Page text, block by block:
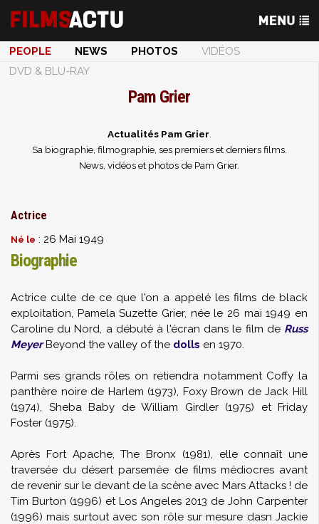
PEOPLE NEWS PHOTOS
VIDÉOS
DVD & BLU-RAY
Pam Grier
Actualités Pam Grier
Sa biographie, filmographie, ses premiers et derniers films.
News, vidéos et photos de Pam Grier.
Actrice
Né le : 26 Mai 1949
Biographie
Actrice culte de ce que l'on a appelé les films de black
exploitation, Pamela Suzette Grier, née le 26 mai 1949 en
Caroline du Nord, a débuté à l'écran dans le film de Russ
MeyerBeyond the valley of the dolls en 1970.
Parmi ses grands rôles on retiendra notamment Coffy la
panthère noire de Harlem (1973), Foxy Brown de Jack Hill
(1974), Sheba Baby de William Girdler (1975) et Friday
Foster (1975).
Après Fort Apache, The Bronx (1981), elle connaît une
traversée du désert parsemée de films médiocres avant
de revenir sur le devant de la scène avec Mars Attacks ! de
Tim Burton (1996) et Los Angeles 2013 de John Carpenter
(1996) mais surtout avec son rôle sur mesure dasn Jackie